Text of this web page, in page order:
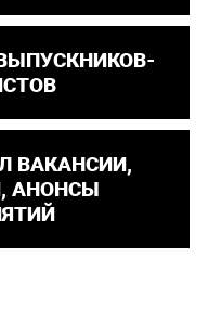
ВАКАНСИИ,
АНОНСЫ